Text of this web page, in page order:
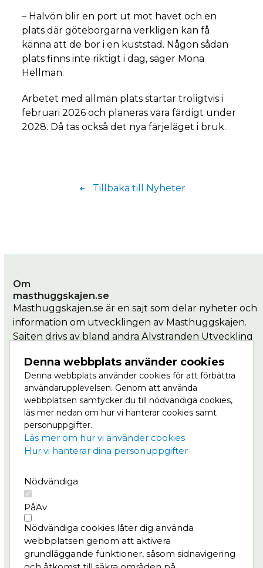
Denna webbplats använder cookies
Denna webbplats använder cookies för att förbättra
användarupplevelsen. Genom att använda
webbplatsen samtycker du till nödvändiga cookies,
läs mer nedan om hur vi hanterar cookies samt
personuppgifter.
Läs mer om hur vi använder cookies
Hur vi hanterar dina personuppgifter
Nödvändiga
PåAv
Nödvändiga cookies låter dig använda
webbplatsen genom att aktivera
grundläggande funktioner, såsom sidnavigering
– Halvön blir en port ut mot havet och en
plats där göteborgarna verkligen kan få
känna att de bor i en kuststad. Någon sådan
plats finns inte riktigt i dag, säger Mona
Hellman.
Arbetet med allmän plats startar troligtvis i
februari 2026 och planeras vara färdigt under
2028. Då tas också det nya färjeläget i bruk.
Tillbaka till Nyheter
Om
masthuggskajen.se
Masthuggskajen.se är en sajt som delar nyheter och
information om utvecklingen av Masthuggskajen.
Sajten drivs av bland andra Älvstranden Utveckling
Masthuggkajen är en del av Vision Älvstaden,
Nordens största stadsutvecklingsprojekt där
centrala Göteborg ska växa till dubbel storlek, på
båda sidor om älven. Läs mer om Masthuggskajen
på Göteborg växer.
Projektet
Nyheter
Bygg- och trafikinfo
Konst & kultur
Frågor & svar